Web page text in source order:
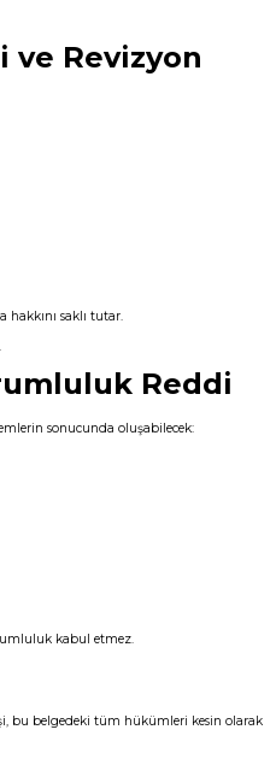
ve Revizyon
saklı tutar.
Reddi
sonucunda oluşabilecek:
kabul etmez.
bu belgedeki tüm hükümleri kesin olarak